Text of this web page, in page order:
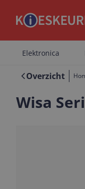
Elektronica
Overzicht
Wisa